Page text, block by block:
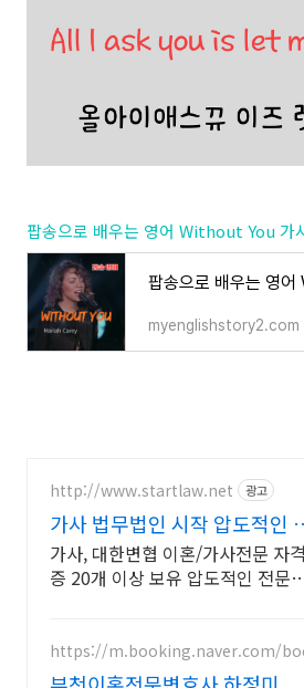
팝송으로 배우는 영어 Without You 가
myenglishstory2.com
http://www.startlaw.net 광고
가사 법무법인 시작 압도적인
혼소송 승소사례
가사, 대한변협 이혼/가사전문 자격
증 20개 이상 보유 압도적인 전문
https://m.booking.naver.com/